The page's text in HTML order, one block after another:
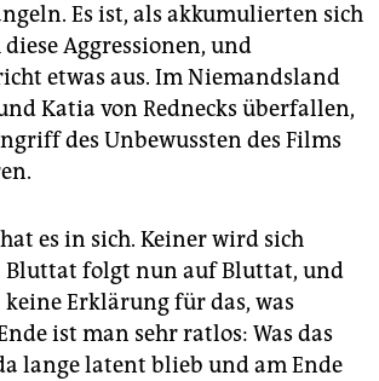
Es ist, als akkumulierten sich
Aggressionen, und
etwas aus. Im Niemandsland
Katia von Rednecks überfallen,
des Unbewussten des Films
es in sich. Keiner wird sich
Bluttat folgt nun auf Bluttat, und
Erklärung für das, was
ist man sehr ratlos: Was das
lange latent blieb und am Ende